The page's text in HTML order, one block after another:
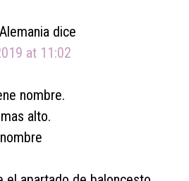
dice
at 11:02
nombre.
alto.